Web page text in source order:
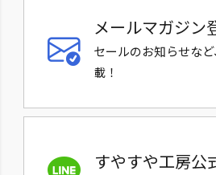
メールマガジン
セールのお知らせな
載！
すやすや工房公